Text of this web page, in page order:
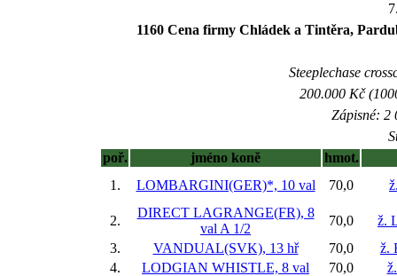
1160 Cena firmy Chládek a Tintěra,
Steeplechase
200.000 Kč
Zápisné: 2
poř.
jméno koně
hmot.
1.
LOMBARGINI(GER)*, 10 val 70,0
2.
DIRECT LAGRANGE(FR), 8
val A 1/2
70,0
ž.
3.
VANDUAL(SVK), 13 hř 70,0
ž.
4.
LODGIAN WHISTLE, 8 val 70,0